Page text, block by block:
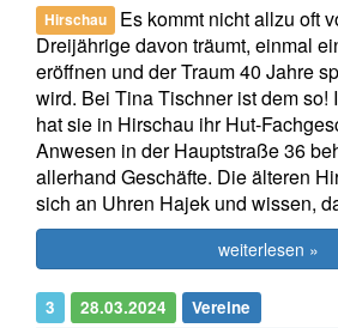
Hirschau
Es kommt nicht allzu oft
Dreijährige davon träumt, einmal
eröffnen und der Traum 40 Jahre
wird. Bei Tina Tischner ist dem so!
hat sie in Hirschau ihr Hut-
Anwesen in der Hauptstraße 36
allerhand Geschäfte. Die älteren
sich an Uhren Hajek und wissen,
weiterlesen »
3 28.03.2024 Vereine